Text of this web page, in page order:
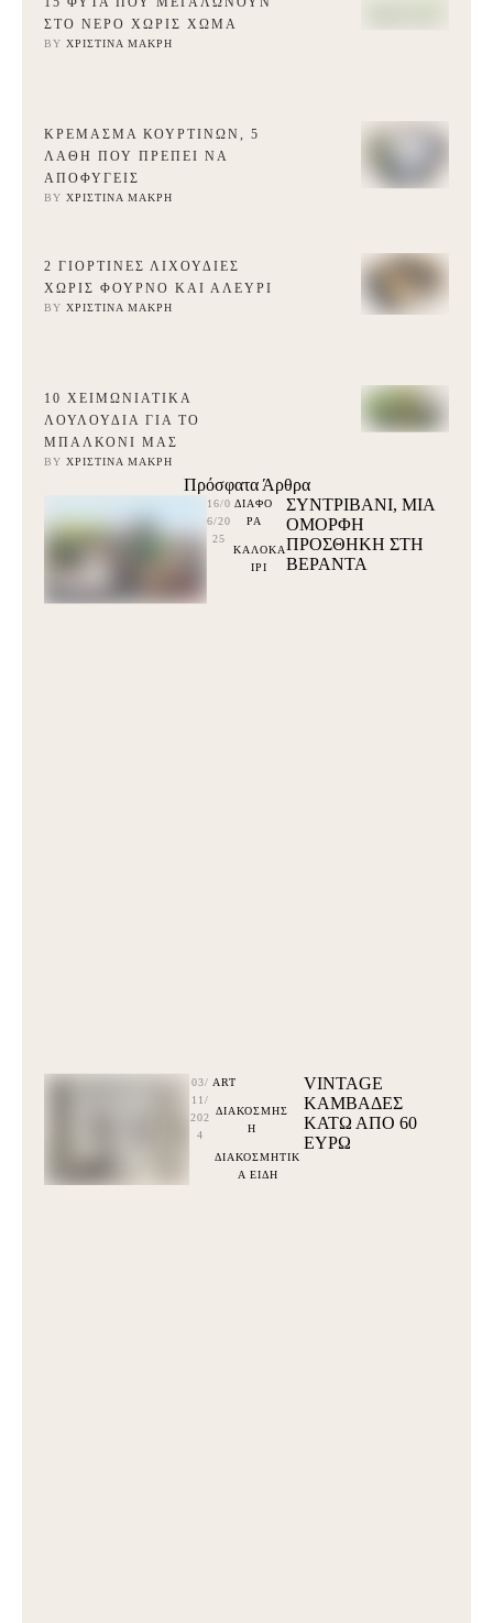
ΣΤΟ ΝΕΡΌ ΧΩΡΊΣ ΧΏΜΑ
BY ΧΡΙΣΤΊΝΑ ΜΑΚΡΉ
ΚΡΈΜΑΣΜΑ ΚΟΥΡΤΙΝΏΝ, 5
ΛΆΘΗ ΠΟΥ ΠΡΈΠΕΙ ΝΑ
ΑΠΟΦΎΓΕΙΣ
BY ΧΡΙΣΤΊΝΑ ΜΑΚΡΉ
2 ΓΙΟΡΤΙΝΈΣ ΛΙΧΟΥΔΙΈΣ
ΧΩΡΊΣ ΦΟΎΡΝΟ ΚΑΙ ΑΛΕΎΡΙ
BY ΧΡΙΣΤΊΝΑ ΜΑΚΡΉ
10 ΧΕΙΜΩΝΙΆΤΙΚΑ
ΛΟΥΛΟΎΔΙΑ ΓΙΑ ΤΟ
ΜΠΑΛΚΌΝΙ ΜΑΣ
BY ΧΡΙΣΤΊΝΑ ΜΑΚΡΉ
Πρόσφατα Άρθρα
16/0
6/20
25
ΔΙΑΦΟ
ΡΑ
ΚΑΛΟΚΑ
ΙΡΙ
ΣΥΝΤΡΙΒΑΝΙ, ΜΙΑ
ΟΜΟΡΦΗ
ΠΡΟΣΘΗΚΗ ΣΤΗ
ΒΕΡΑΝΤΑ
03/
11/
202
4
ART
ΔΙΑΚΟΣΜΗΣ
Η
ΔΙΑΚΟΣΜΗΤΙΚ
Α ΕΙΔΗ
VINTAGE
ΚΑΜΒΑΔΕΣ
ΚΆΤΩ ΑΠΌ 60
ΕΥΡΩ